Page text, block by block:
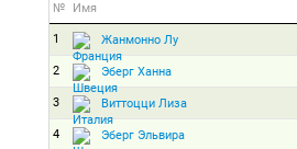
№ Имя
1 Жанмонно Лу
2 Эберг Ханна
3 Виттоцци Лиза
4 Эберг Эльвира